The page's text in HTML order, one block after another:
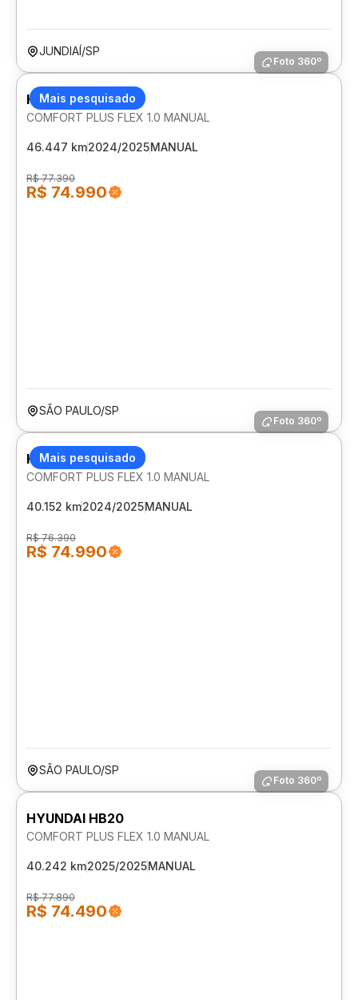
JUNDIAÍ/SP
Mais pesquisado
Foto 360º
HYUNDAI HB20
COMFORT PLUS FLEX 1.0 MANUAL
46.447 km2024/2025MANUAL
R$ 77.390
R$ 74.990
SÃO PAULO/SP
Mais pesquisado
Foto 360º
HYUNDAI HB20
COMFORT PLUS FLEX 1.0 MANUAL
40.152 km2024/2025MANUAL
R$ 76.390
R$ 74.990
SÃO PAULO/SP
Foto 360º
HYUNDAI HB20
COMFORT PLUS FLEX 1.0 MANUAL
40.242 km2025/2025MANUAL
R$ 77.890
R$ 74.490